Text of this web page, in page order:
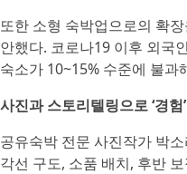
또한 소형 숙박업으로의 확
안했다. 코로나19 이후 외국
숙소가 10~15% 수준에 불
사진과 스토리텔링으로 ‘경험
공유숙박 전문 사진작가 박
각선 구도, 소품 배치, 후반